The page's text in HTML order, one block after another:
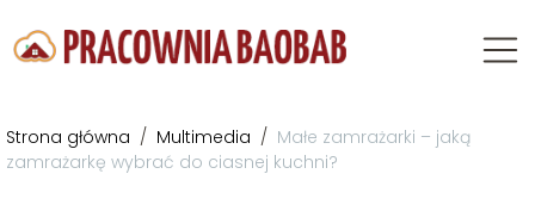
Strona główna / Multimedia / Małe zamrażarki – jaką
zamrażarkę wybrać do ciasnej kuchni?